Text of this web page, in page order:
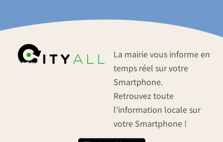
La mairie vous informe en
temps réel sur votre
Smartphone.
Retrouvez toute
l’information locale sur
votre Smartphone !